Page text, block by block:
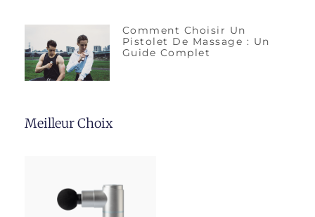
Comment Choisir Un
Pistolet De Massage : Un
Guide Complet
Meilleur Choix